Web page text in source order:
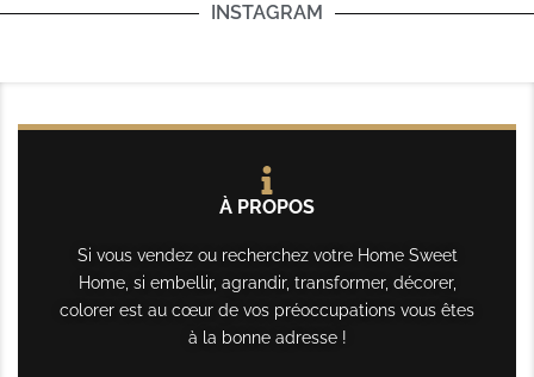
INSTAGRAM
À PROPOS
Si vous vendez ou recherchez votre Home Sweet
Home, si embellir, agrandir, transformer, décorer,
colorer est au cœur de vos préoccupations vous êtes
à la bonne adresse !